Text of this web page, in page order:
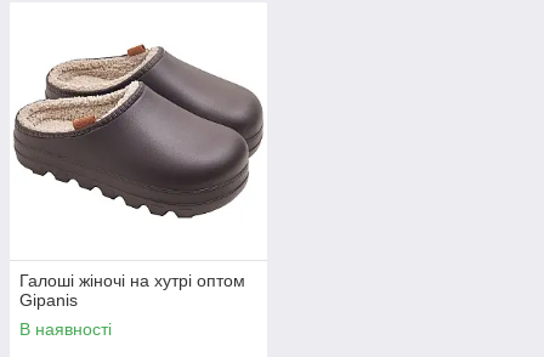
Галоші жіночі на хутрі оптом
Gipanis
В наявності